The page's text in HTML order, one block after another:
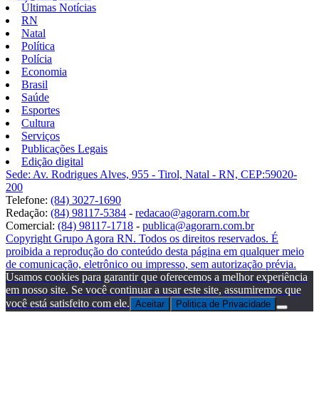
Últimas Notícias
RN
Natal
Política
Polícia
Economia
Brasil
Saúde
Esportes
Cultura
Serviços
Publicações Legais
Edição digital
Sede: Av. Rodrigues Alves, 955 - Tirol, Natal - RN, CEP:59020-
200
Telefone: (84) 3027-1690
Redação: (84) 98117-5384 - redacao@agorarn.com.br
Comercial: (84) 98117-1718 - publica@agorarn.com.br
Copyright Grupo Agora RN. Todos os direitos reservados. É
proibida a reprodução do conteúdo desta página em qualquer meio
de comunicação, eletrônico ou impresso, sem autorização prévia.
Usamos cookies para garantir que oferecemos a melhor experiência
em nosso site. Se você continuar a usar este site, assumiremos que
você está satisfeito com ele. Aceitar Politica de Privacidade